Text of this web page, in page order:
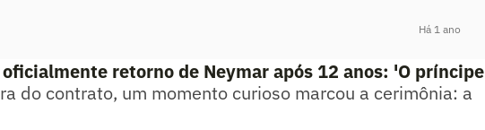
Há 1 ano
retorno de Neymar após 12 anos: 'O príncipe
do contrato, um momento curioso marcou a cerimônia: a